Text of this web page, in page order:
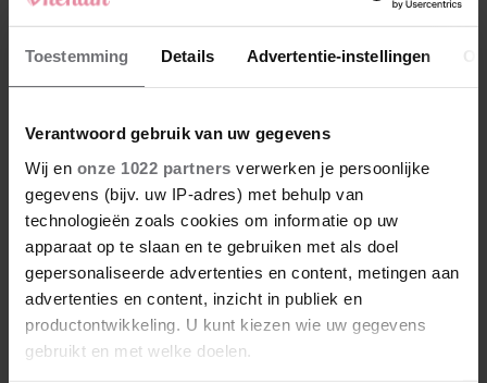
Toestemming Details Advertentie-instellingen
Verantwoord gebruik van uw gegevens
Wij en onze 1022 partners verwerken je persoonlijke
gegevens (bijv. uw IP-adres) met behulp van
technologieën zoals cookies om informatie op uw
apparaat op te slaan en te gebruiken met als doel
gepersonaliseerde advertenties en content, metingen aan
advertenties en content, inzicht in publiek en
productontwikkeling. U kunt kiezen wie uw gegevens
gebruikt en met welke doelen.
verbranden met een
zonnebril op?
Zonliefhebbers opgelet: zo
wordt het weer dit
weekend